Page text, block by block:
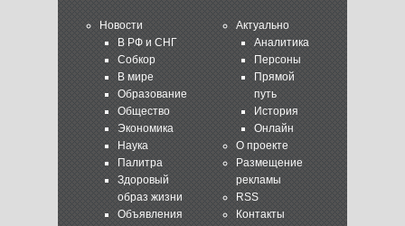
Новости
В РФ и СНГ
Собкор
В мире
Образование
Общество
Экономика
Наука
Палитра
Здоровый
образ жизни
Объявления
Актуально
Аналитика
Персоны
Прямой
путь
История
Онлайн
О проекте
Размещение
рекламы
RSS
Контакты